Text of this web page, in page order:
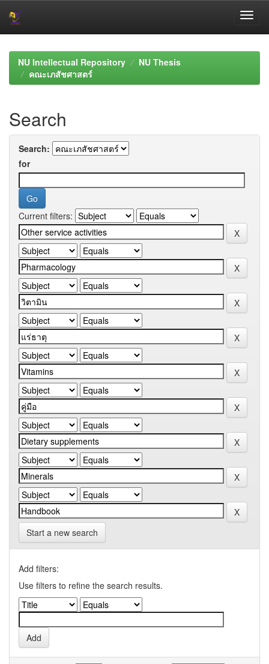
navigationNU Intellectual Repository
NU Thesis
คณะเภสัชศาสตร์
Search
Search:
for
Current filters:
Start a new search
Add filters:
Use filters to refine the search results.